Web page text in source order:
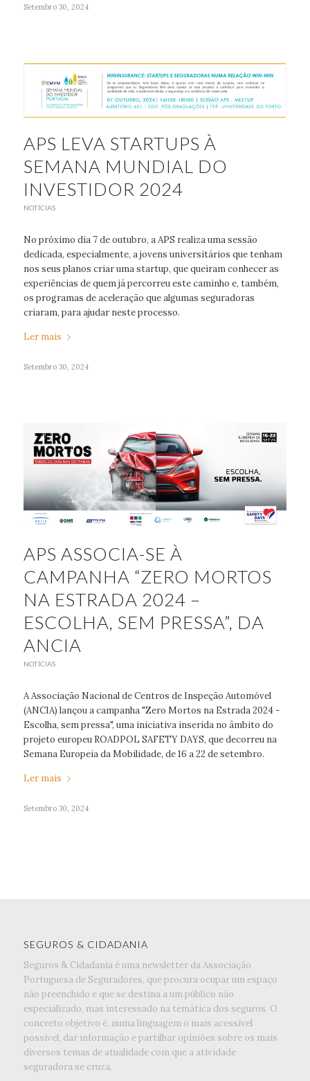
Setembro 30, 2024
APS LEVA STARTUPS À
SEMANA MUNDIAL DO
INVESTIDOR 2024
NOTÍCIAS
No próximo dia 7 de outubro, a APS realiza uma sessão
dedicada, especialmente, a jovens universitários que tenham
nos seus planos criar uma startup, que queiram conhecer as
experiências de quem já percorreu este caminho e, também,
os programas de aceleração que algumas seguradoras
criaram, para ajudar neste processo.
Ler mais
Setembro 30, 2024
APS ASSOCIA-SE À
CAMPANHA “ZERO MORTOS
NA ESTRADA 2024 –
ESCOLHA, SEM PRESSA”, DA
ANCIA
NOTÍCIAS
A Associação Nacional de Centros de Inspeção Automóvel
(ANCIA) lançou a campanha "Zero Mortos na Estrada 2024 -
Escolha, sem pressa", uma iniciativa inserida no âmbito do
projeto europeu ROADPOL SAFETY DAYS, que decorreu na
Semana Europeia da Mobilidade, de 16 a 22 de setembro.
Ler mais
Setembro 30, 2024
SEGUROS & CIDADANIA
Seguros & Cidadania é uma newsletter da Associação
Portuguesa de Seguradores, que procura ocupar um espaço
não preenchido e que se destina a um público não
especializado, mas interessado na temática dos seguros. O
concreto objetivo é, numa linguagem o mais acessível
possível, dar informação e partilhar opiniões sobre os mais
diversos temas de atualidade com que a atividade
seguradora se cruza.